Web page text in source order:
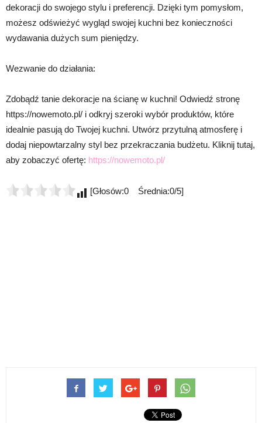
dekoracji do swojego stylu i preferencji. Dzięki tym pomysłom,
możesz odświeżyć wygląd swojej kuchni bez konieczności
wydawania dużych sum pieniędzy.
Wezwanie do działania:
Zdobądź tanie dekoracje na ścianę w kuchni! Odwiedź stronę
https://nowemoto.pl/ i odkryj szeroki wybór produktów, które
idealnie pasują do Twojej kuchni. Utwórz przytulną atmosferę i
dodaj niepowtarzalny styl bez przekraczania budżetu. Kliknij tutaj,
aby zobaczyć ofertę: https://nowemoto.pl/
[Głosów:0 Średnia:0/5]